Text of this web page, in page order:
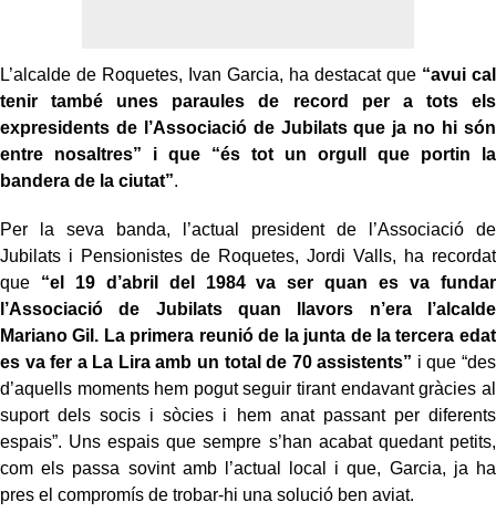
L’alcalde de Roquetes, Ivan Garcia, ha destacat que“avui cal
tenir també unes paraules de record per a tots els
expresidents de l’Associació de Jubilats que ja no hi són
entre nosaltres” i que “és tot un orgull que portin la
bandera de la ciutat”.
Per la seva banda, l’actual president de l’Associació de
Jubilats i Pensionistes de Roquetes, Jordi Valls, ha recordat
que “el 19 d’abril del 1984 va ser quan es va fundar
l’Associació de Jubilats quan llavors n’era l’alcalde
Mariano Gil. La primera reunió de la junta de la tercera edat
es va fer a La Lira amb un total de 70 assistents” i que “des
d’aquells moments hem pogut seguir tirant endavant gràcies al
suport dels socis i sòcies i hem anat passant per diferents
espais”. Uns espais que sempre s’han acabat quedant petits,
com els passa sovint amb l’actual local i que, Garcia, ja ha
pres el compromís de trobar-hi una solució ben aviat.